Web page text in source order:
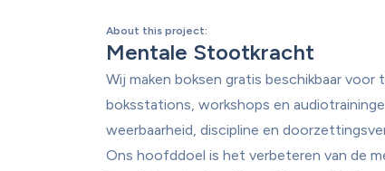
About this project:
Mentale Stootkracht
Wij maken boksen gratis beschikbaar
boksstations, workshops en
weerbaarheid, discipline en
Ons hoofddoel is het verbeteren van de